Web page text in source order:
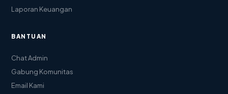
Laporan Keuangan
BANTUAN
Chat Admin
Gabung Komunitas
Email Kami